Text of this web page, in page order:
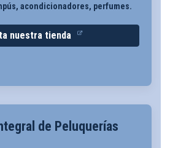
acondicionadores, perfumes.
nuestra tienda
de Peluquerías